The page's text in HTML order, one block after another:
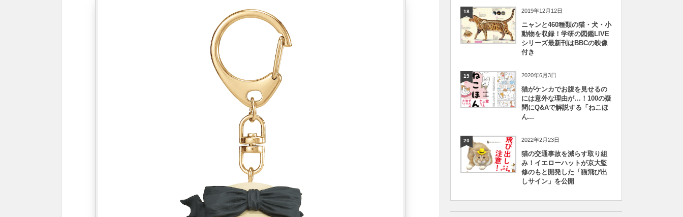
18 2019年12月12日
ニャンと460種類の猫・犬・小
動物を収録！学研の図鑑LIVE
シリーズ最新刊はBBCの映像
付き
19 2020年6月3日
猫がケンカでお腹を見せるの
には意外な理由が…！100の疑
問にQ&Aで解説する「ねこほ
ん...
20 2022年2月23日
猫の交通事故を減らす取り組
み！イエローハットが京大監
修のもと開発した「猫飛び出
しサイン」を公開